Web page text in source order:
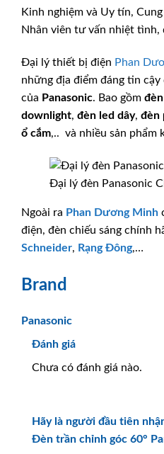
Kinh nghiệm và Uy tín,
Nhân viên tư vấn nhiệt tình,
Đại lý thiết bị điện Phan
những địa điểm đáng tin
của Panasonic. Bao gồm
downlight, đèn led dây, đèn
ổ cắm,.. và nhiều sản phẩm
Đại lý đèn Panasonic
Ngoài ra Phan Dương Minh
điện, đèn chiếu sáng chính
Schneider, Rạng Đông,…
Brand
Panasonic
Đánh giá
Chưa có đánh giá nào.
Hãy là người đầu tiên
Đèn trần chỉnh góc 60°